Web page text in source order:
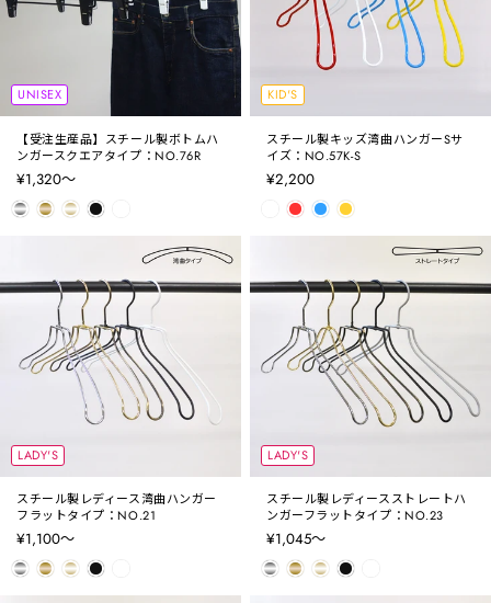
UNISEX
【受注生産品】スチール製ボトムハ
ンガースクエアタイプ：NO.76R
¥1,320〜
KID'S
スチール製キッズ湾曲ハンガーSサ
イズ：NO.57K-S
¥2,200
LADY'S
スチール製レディース湾曲ハンガー
フラットタイプ：NO.21
¥1,100〜
LADY'S
スチール製レディースストレートハ
ンガーフラットタイプ：NO.23
¥1,045〜